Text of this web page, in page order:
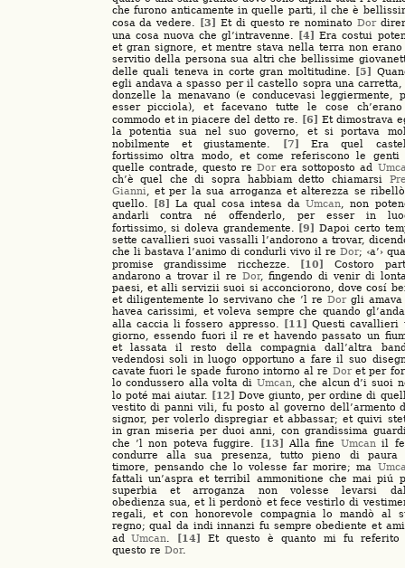
che furono anticamente in quelle parti, il che è
cosa da vedere.
[3] Et di questo re nominato Dor
una cosa nuova che gl’intravenne.
[4]
Era costui
et gran signore, et mentre stava nella terra non
servitio della persona sua altri che bellissime
delle quali teneva in corte gran moltitudine.
[5]
egli andava a spasso per il castello sopra una
donzelle la menavano (e conducevasi leggiermente,
esser picciola), et facevano tutte le cose
commodo et in piacere del detto re.
[6] Et dimostrava
la potentia sua nel suo governo, et si portava
nobilmente et giustamente.
[7]
Era quel
fortissimo oltra modo, et come referiscono le genti
quelle contrade, questo re Dorera sottoposto ad
ch’è quel che di sopra habbiam detto chiamarsi
Gianni, et per la sua arroganza et alterezza se
quello.
[8] La qual cosa intesa daUmcan, non
andarli contra né offenderlo, per esser in
fortissimo, si doleva grandemente.
[9]
Dapoi certo
sette cavallieri suoi vassalli l’andorono a trovar,
che li bastava l’animo di condurli vivo il re Dor; ‹a’›
promise grandissime ricchezze.
[10]
Costoro
andarono a trovar il re Dor, fingendo di venir di
paesi, et alli servizii suoi si acconciorono, dove cosí
et diligentemente lo servivano che ’l re Dorgli amava
havea carissimi, et voleva sempre che quando
alla caccia li fossero appresso.
[11]
Questi cavallieri
giorno, essendo fuori il re et havendo passato un
et lassata il resto della compagnia dall’altra
vedendosi soli in luogo opportuno a fare il suo
cavate fuori le spade furono intorno al re Doret per
lo condussero alla volta di Umcan, che alcun d’i suoi
lo poté mai aiutar.
[12] Dove giunto, per ordine di
vestito di panni vili, fu posto al governo dell’armento
signor, per volerlo dispregiar et abbassar; et quivi
in gran miseria per duoi anni, con grandissima
che ’l non poteva fuggire.
[13] Alla fine Umcanil
condurre alla sua presenza, tutto pieno di paura
timore, pensando che lo volesse far morire; ma
fattali un’aspra et terribil ammonitione che mai piú
superbia et arroganza non volesse levarsi
obedienza sua, et li perdonò et fece vestirlo di
regali, et con honorevole compagnia lo mandò al
regno; qual da indi innanzi fu sempre obediente et
adUmcan. [14]
Et questo è quanto mi fu referito
questo re Dor.